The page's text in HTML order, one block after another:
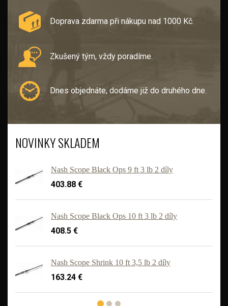
Doprava zdarma při nákupu nad 1000 Kč.
Zkušený tým, vždy poradíme.
Dnes objednáte, dodáme již do druhého dne.
NOVINKY SKLADEM
Nash Scope Black Ops 9 ft 3 lb 2 díly
403.88 €
Nash Scope Black Ops 10 ft 3 lb 2 díly
408.5 €
Nash Scope Shrink 10 ft 3,5 lb 2 díly
163.24 €